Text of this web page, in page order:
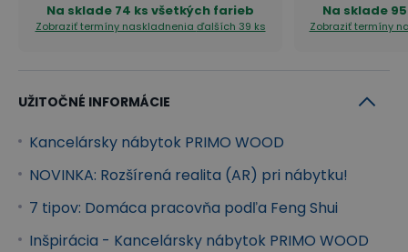
ktorú na svojom pracovisku určite oceníte. Vďaka
kancelárie, lekárske ordinácie aj domáce pracovne,
nábytku.
Inšpirujte sa našimi návrhmi
Inšpirujte sa návrhmi interiérov z radu
Na sklade 74 ks všetkých farieb
Zobraziť termíny naskladnenia ďalších 39 ks
Na sklade
Zobraziť termíny
UŽITOČNÉ INFORMÁCIE
Kancelársky nábytok PRIMO WOOD
NOVINKA: Rozšírená realita (AR) pri nábytku!
7 tipov: Domáca pracovňa podľa Feng Shui
Inšpirácia - Kancelársky nábytok PRIMO WOOD